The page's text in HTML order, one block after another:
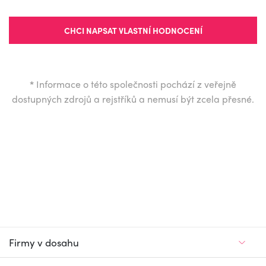
CHCI NAPSAT VLASTNÍ HODNOCENÍ
* Informace o této společnosti pochází z veřejně
dostupných zdrojů a rejstříků a nemusí být zcela přesné.
Firmy v dosahu